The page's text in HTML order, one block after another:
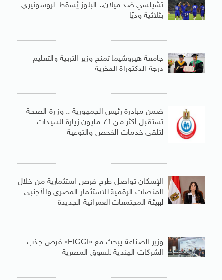
تشيلسي ضد ميلان.. البلوز يُسقط الروسونيري
بثلاثية وديًا
جامعة هيروشيما تمنح وزير التربية والتعليم
درجة الدكتوراة الفخرية
ضمن مبادرة رئيس الجمهورية .. وزارة الصحة
تستقبل أكثر من 71 مليون زيارة للسيدات
لتلقى خدمات الفحص والتوعية
الإسكان تواصل طرح فرص استثمارية من خلال
المنصات الرقمية للاستثمار المصرى والأجنبى
لهيئة المجتمعات العمرانية الجديدة
وزير الصناعة يبحث مع «FICCI» فرص جذب
الشركات الهندية للسوق المصرية